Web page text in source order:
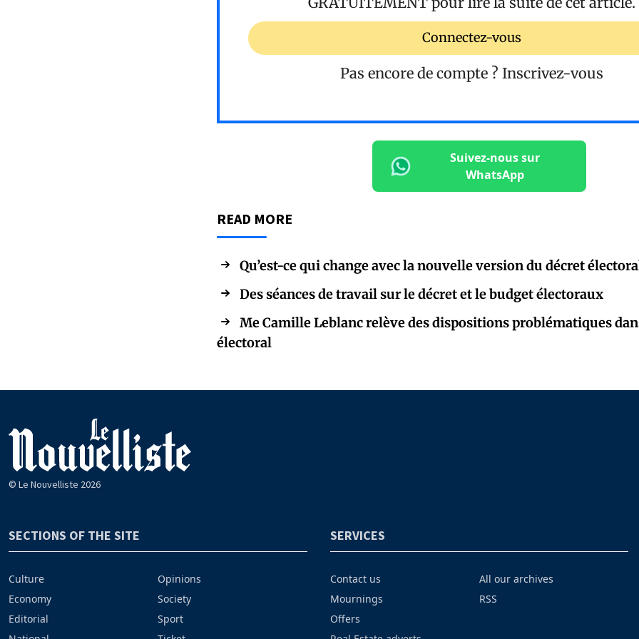
Connectez-vous
Pas encore de compte ? Inscrivez-vous
Suivez-nous sur
WhatsApp
READ MORE
Qu’est-ce qui change avec la nouvelle version du décret
Des séances de travail sur le décret et le budget électoraux
Me Camille Leblanc relève des dispositions problématiques
électoral
© Le Nouvelliste 2026
SECTIONS OF THE SITE
Culture
Economy
Editorial
Opinions
Society
Sport
SERVICES
Contact us
Mournings
Offers
All our archives
RSS